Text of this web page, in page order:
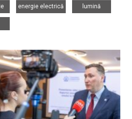
energie electrică
lumină